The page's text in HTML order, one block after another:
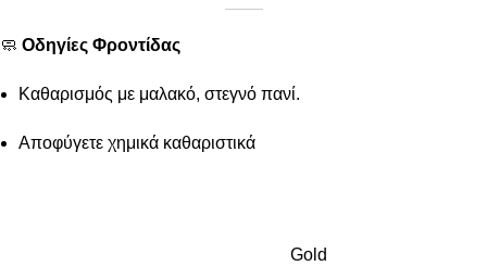
🧼 Οδηγίες Φροντίδας
Καθαρισμός με μαλακό, στεγνό πανί.
Αποφύγετε χημικά καθαριστικά
Gold